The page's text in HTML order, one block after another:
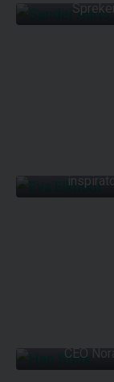
CEO
REMY